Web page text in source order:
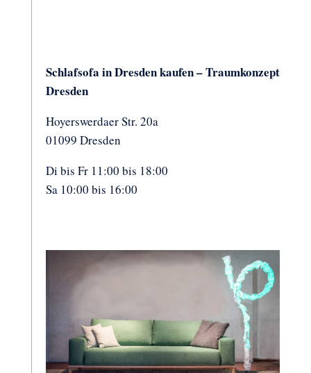
Schlafsofa in Dresden kaufen – Traumkonzept
Dresden
Hoyerswerdaer Str. 20a
01099 Dresden
Di bis Fr 11:00 bis 18:00
Sa 10:00 bis 16:00